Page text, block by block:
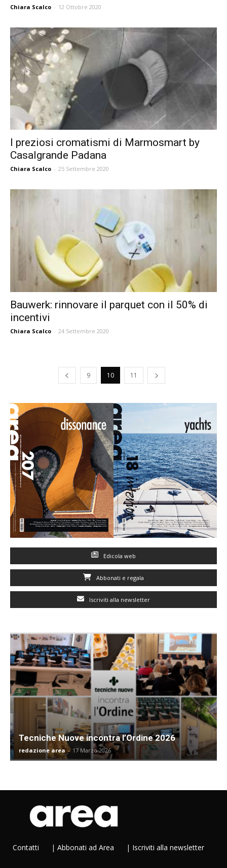
Chiara Scalco - 12 Ottobre 2020
I preziosi cromatismi di Marmosmart by
Casalgrande Padana
Chiara Scalco - 25 Settembre 2020
Bauwerk: rinnovare il parquet con il 50% di
incentivi
Chiara Scalco - 24 Settembre 2020
9 10 11
Edicola web
Abbonati e regala
Iscriviti alla newsletter
Tecniche Nuove incontra l’Ordine 2026
redazione area - 17 Marzo 2026
Contatti | Abbonati ad Area | Iscriviti alla newsletter